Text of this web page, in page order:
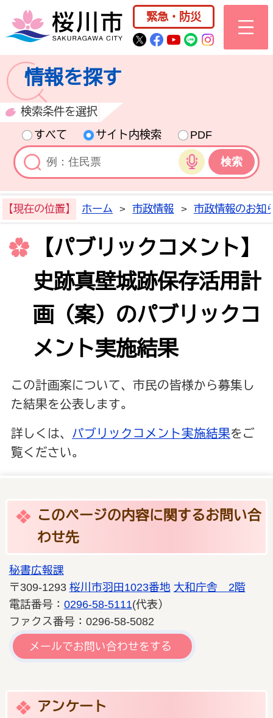
桜川市公式ホー
緊急・防災
桜川市公式Twitter
桜川市公式
桜川市公式
桜川市公式
情報を探す
検索条件を選択
すべて
サイト内検索
PDF
音声検索
【現在の位置】 ホーム > 市政情報 > 市政情報のお知
【パブリックコメント】
史跡真壁城跡保存活用計
画（案）のパブリックコ
メント実施結果
この計画案について、市民の皆様から募集し
た結果を公表します。
詳しくは、 パブリックコメント実施結果をご
覧ください。
このページの内容に関するお問い合
わせ先
秘書広報課
〒309-1293 桜川市羽田1023番地 大和庁舎 2階
電話番号： 0296-58-5111(代表）
ファクス番号：0296-58-5082
メールでお問い合わせをする
アンケート